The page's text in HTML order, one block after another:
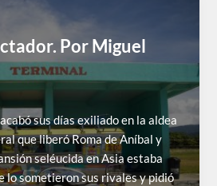
Por Miguel
sus días exiliado en la aldea
que liberó Roma de Aníbal y
seléucida en Asia estaba
lo sometieron sus rivales y pidió